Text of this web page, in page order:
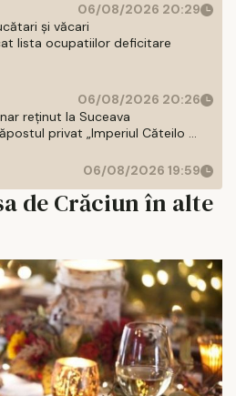
06/08/2026 20:29
și văcari
lista ocupatiilor deficitare
06/08/2026 20:26
reținut la Suceava
privat „Imperiul Căteilo ...
06/08/2026 19:59
de Crăciun în alte